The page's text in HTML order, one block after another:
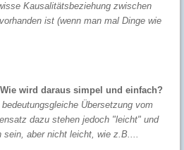
Kausalitätsbeziehung zwischen
ist (wenn man mal Dinge wie
wird daraus simpel und einfach?
Übersetzung vom
dazu stehen jedoch "leicht" und
sein, aber nicht leicht, wie z.B....